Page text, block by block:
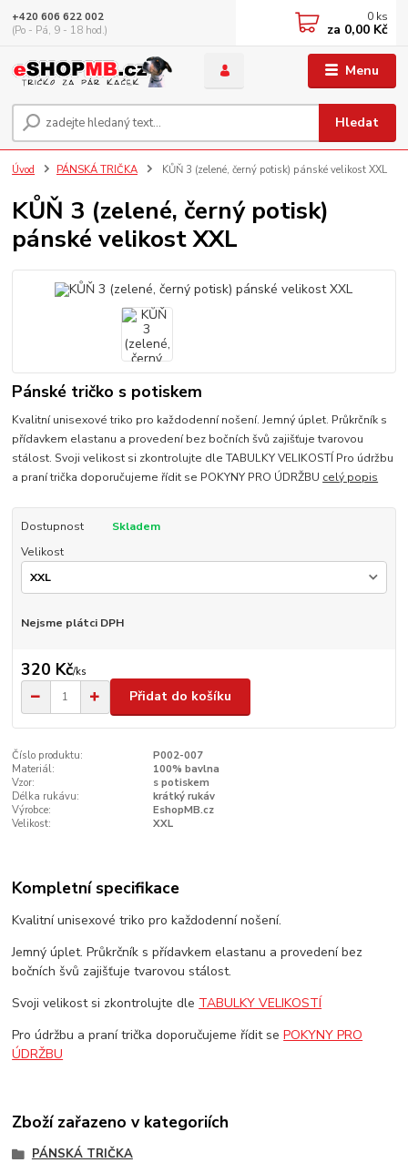
Menu
Hledat
+420 606 622 002
(Po - Pá, 9 - 18 hod.)
0 ks
za 0,00 Kč
Úvod PÁNSKÁ TRIČKA KŮŇ 3 (zelené, černý potisk) pánské velikost XXL
KŮŇ 3 (zelené, černý potisk)
pánské velikost XXL
Pánské tričko s potiskem
Kvalitní unisexové triko pro každodenní nošení. Jemný úplet. Průkrčník s
přídavkem elastanu a provedení bez bočních švů zajišťuje tvarovou
stálost. Svoji velikost si zkontrolujte dle TABULKY VELIKOSTÍ Pro údržbu
a praní trička doporučujeme řídit se POKYNY PRO ÚDRŽBU celý popis
Dostupnost
Skladem
Velikost
Nejsme plátci DPH
320 Kč/ks
Přidat do košíku
Číslo produktu:
P002-007
Materiál:
100% bavlna
Vzor:
s potiskem
Délka rukávu:
krátký rukáv
Výrobce:
EshopMB.cz
Velikost:
XXL
Kompletní specifikace
Kvalitní unisexové triko pro každodenní nošení.
Jemný úplet. Průkrčník s přídavkem elastanu a provedení bez
bočních švů zajišťuje tvarovou stálost.
Svoji velikost si zkontrolujte dle TABULKY VELIKOSTÍ
Pro údržbu a praní trička doporučujeme řídit sePOKYNY PRO
ÚDRŽBU
Zboží zařazeno v kategoriích
PÁNSKÁ TRIČKA